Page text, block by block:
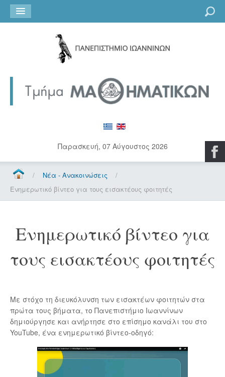
Παρασκευή, 07 Αύγουστος 2026
/ Νέα - Ανακοινώσεις
/
Ενημερωτικό βίντεο για τους εισακτέους φοιτητές
Ενημερωτικό βίντεο για
τους εισακτέους φοιτητές
Με στόχο τη διευκόλυνση των εισακτέων φοιτητών στα
πρώτα τους βήματα, το Πανεπιστήμιο Ιωαννίνων
δημιούργησε και ανήρτησε στο επίσημο κανάλι του στο
YouTube, ένα ενημερωτικό βίντεο-οδηγό: